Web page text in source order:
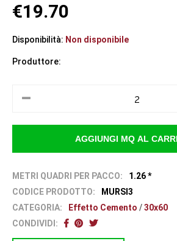
€19.70
Disponibilità: Non disponibile
Produttore:
METRI QUADRI PER PACCO:
1.26 *
CODICE PRODOTTO:
MURSI3
CATEGORIA:
Effetto Cemento /30x60
CONDIVIDI: